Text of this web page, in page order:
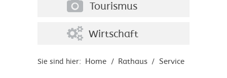
Tourismus
Wirtschaft
Sie sind hier: Home / Rathaus / Service